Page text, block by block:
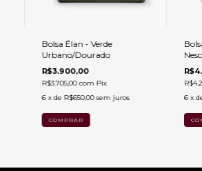
Bolsa Élan - Verde
Urbano/Dourado
R$3.900,00
R$3.705,00com Pix
6 x de R$650,00 sem juros
6 x